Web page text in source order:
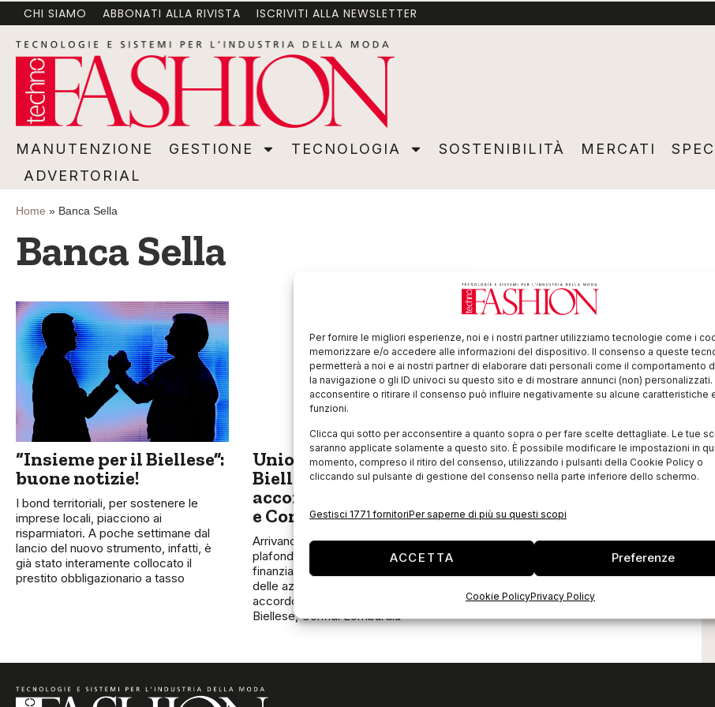
Per fornire le migliori esperienze, noi e i nostri partner utilizziamo tecnologie come i
memorizzare e/o accedere alle informazioni del dispositivo. Il consenso a queste
permetterà a noi e ai nostri partner di elaborare dati personali come il comportamento
la navigazione o gli ID univoci su questo sito e di mostrare annunci (non) personalizzati.
acconsentire o ritirare il consenso può influire negativamente su alcune caratteristiche
funzioni.
Clicca qui sotto per acconsentire a quanto sopra o per fare scelte dettagliate. Le tue
saranno applicate solamente a questo sito. È possibile modificare le impostazioni in
momento, compreso il ritiro del consenso, utilizzando i pulsanti della Cookie Policy o
cliccando sul pulsante di gestione del consenso nella parte inferiore dello schermo.
Gestisci 1771 fornitoriPer saperne di più su questi scopi
ACCETTA Preferenze
Cookie PolicyPrivacy Policy
MANUTENZIONE GESTIONE TECNOLOGIA SOSTENIBILITÀ MERCATI SPECIALI VIDEO
CHI SIAMO ABBONATI ALLA RIVISTA ISCRIVITI ALLA NEWSLETTER
MANUTENZIONE GESTIONE TECNOLOGIA SOSTENIBILITÀ MERCATI
ADVERTORIAL
Home » Banca Sella
Banca Sella
“Insieme per il Biellese”:
buone notizie!
I bond territoriali, per sostenere le
imprese locali, piacciono ai
risparmiatori. A poche settimane dal
lancio del nuovo strumento, infatti, è
già stato interamente collocato il
prestito obbligazionario a tasso
Unione Industriale
Biellese firma un
accordo con Banca Sella
e Confidi Lombardia
Arrivano i bond del territorio. Un
plafond da 7,5 milioni di euro per
finanziare i progetti di investimento
delle aziende biellesi grazie ad un
accordo tra l’Unione Industriale
Biellese, Confidi Lombardia